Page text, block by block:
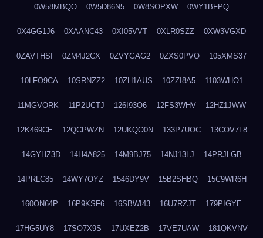
0W58MBQO 0W5D86N5 0W8SOPXW 0WY1BFPQ
0X4GG1J6 0XAANC43 0XI05VVT 0XLR0SZZ 0XW3VGXD
0ZAVTHSI 0ZM4J2CX 0ZVYGAG2 0ZXS0PVO 105XMS37
10LFO9CA 10SRNZZ2 10ZH1AUS 10ZZI8A5 1103WHO1
11MGVORK 11P2UCTJ 126I93O6 12FS3WHV 12HZ1JWW
12K469CE 12QCPWZN 12UKQO0N 133P7UOC 13COV7L8
14GYHZ3D 14H4A825 14M9BJ75 14NJ13LJ 14PRJLGB
14PRLC85 14WY7OYZ 1546DY9V 15B2SHBQ 15C9WR6H
160ON64P 16P9KSF6 16SBWI43 16U7RZJT 179PIGYE
17HG5UY8 17SO7X9S 17UXEZ2B 17VE7UAW 181QKVNV